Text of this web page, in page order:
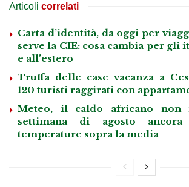
Articoli correlati
Carta d’identità, da oggi per
serve la CIE: cosa cambia per gli
e all’estero
Truffa delle case vacanza a
120 turisti raggirati con
Meteo, il caldo africano non
settimana di agosto
temperature sopra la media